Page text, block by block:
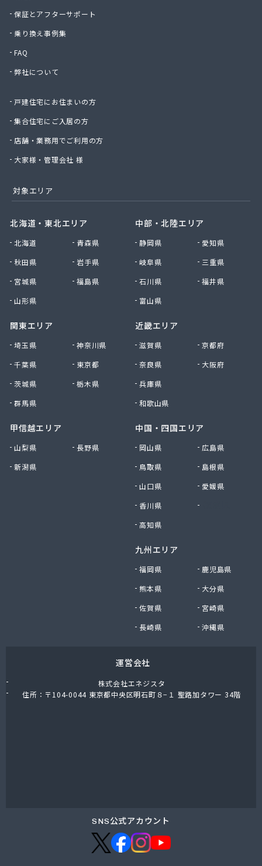
北信ガス株式会社 上田営業所
北信ガス株式会社 松本営業所
北信石油ガス株式会社
北村商店
北野プロパン住設
堀川産業株式会社 上田営業所
本久石油株式会社 市場団地給油所
有限会社エネ・サイトウ
有限会社キタジマ
有限会社スミシン
有限会社横嶋商店
有限会社丸共農薬プロパン部
有限会社丸山
有限会社丸二商会
有限会社宮下商店
有限会社犬飼燃料店
有限会社古間ラジオテレビ商会
有限会社佐久プロパン
有限会社佐久燃料
有限会社秋山商店
有限会社小串商店
有限会社小池燃料店
有限会社大内商店ビックイン
鈴与商事株式会社 松本支店 くらしサポート課
保証とアフターサポート
乗り換え事例集
FAQ
弊社について
戸建住宅にお住まいの方
集合住宅にご入居の方
店舗・業務用でご利用の方
大家様・管理会社 様
対象エリア
北海道・東北エリア
北海道
青森県
秋田県
岩手県
宮城県
福島県
山形県
関東エリア
埼玉県
神奈川県
千葉県
東京都
茨城県
栃木県
群馬県
甲信越エリア
山梨県
長野県
新潟県
中部・北陸エリア
静岡県
愛知県
岐阜県
三重県
石川県
福井県
富山県
近畿エリア
滋賀県
京都府
奈良県
大阪府
兵庫県
和歌山県
中国・四国エリア
岡山県
広島県
鳥取県
島根県
山口県
愛媛県
香川県
高知県
九州エリア
福岡県
鹿児島県
熊本県
大分県
佐賀県
宮崎県
長崎県
沖縄県
運営会社
株式会社エネジスタ
住所：〒104-0044 東京都中央区明石町８−１ 聖路加タワー 34階
SNS公式アカウント